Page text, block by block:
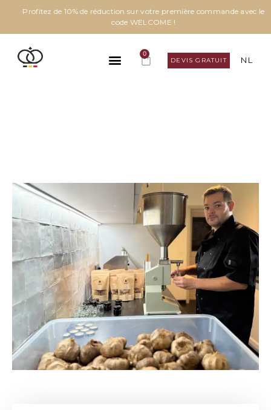
Profitez de 10% de réduction sur votre première commande avec le
code WELCOME !
0
DEVIS GRATUIT NL